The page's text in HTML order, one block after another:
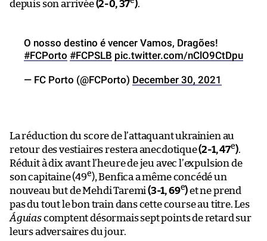
depuis son arrivée(2-0, 37 ).
O nosso destino é vencer Vamos, Dragões!
#FCPorto #FCPSLB pic.twitter.com/nClO9CtDpu
— FC Porto (@FCPorto) December 30, 2021
La réduction du score de l’attaquant ukrainien au
retour des vestiaires restera anecdotique(2-1, 47e).
Réduit à dix avant l’heure de jeu avec l’expulsion de
son capitaine (49e), Benfica a même concédé un
nouveau but de Mehdi Taremi (3-1, 69e)et ne prend
pas du tout le bon train dans cette course au titre. Les
Águiascomptent désormais sept points de retard sur
leurs adversaires du jour.